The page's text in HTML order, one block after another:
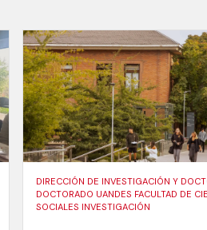
DIRECCIÓN DE INVESTIGACIÓN Y
DOCTORADO UANDES FACULTAD DE
SOCIALES INVESTIGACIÓN